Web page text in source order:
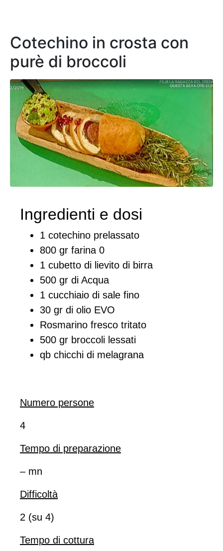
Cotechino in crosta con
purè di broccoli
Ingredienti e dosi
1 cotechino prelassato
800 gr farina 0
1 cubetto di lievito di birra
500 gr di Acqua
1 cucchiaio di sale fino
30 gr di olio EVO
Rosmarino fresco tritato
500 gr broccoli lessati
qb chicchi di melagrana
Numero persone
4
Tempo di preparazione
– mn
Difficoltà
2 (su 4)
Tempo di cottura